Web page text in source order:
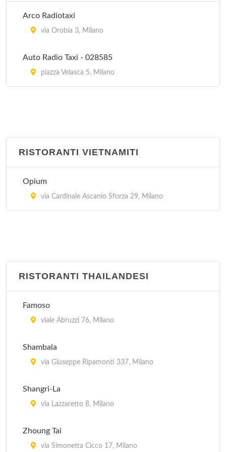
Arco Radiotaxi
via Orobia 3, Milano
Auto Radio Taxi - 028585
piazza Velasca 5, Milano
RISTORANTI VIETNAMITI
Opium
via Cardinale Ascanio Sforza 29, Milano
RISTORANTI THAILANDESI
Famoso
viale Abruzzi 76, Milano
Shambala
via Giuseppe Ripamonti 337, Milano
Shangri-La
via Lazzaretto 8, Milano
Zhoung Tai
via Simonetta Cicco 17, Milano